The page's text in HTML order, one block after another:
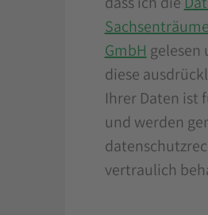
GmbH gelesen
diese
Ihrer Daten ist
und werden
vertraulich